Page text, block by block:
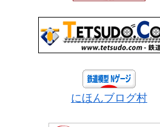
にほんブログ村